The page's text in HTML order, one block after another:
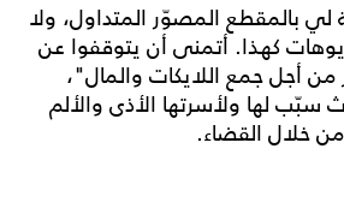
لي بالمقطع المصوّر المتداول، ولا
كهذا. أتمنى أن يتوقفوا عن
أجل جمع اللايكات والمال"،
لها ولأسرتها الأذى والألم
خلال القضاء.